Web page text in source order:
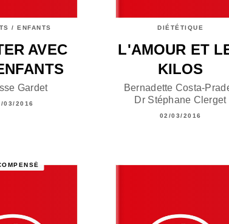
/ ENFANTS
AVEC
Gardet
03/2016
DIÉTÉTIQUE
L'AMOUR ET
KILOS
Bernadette Costa-
Dr Stéphane Clerget
02/03/2016